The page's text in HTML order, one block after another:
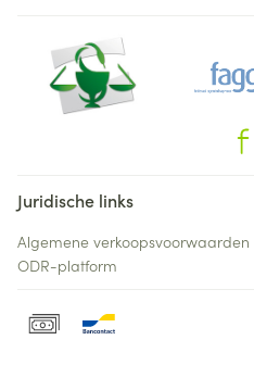
Juridische links
Algemene verkoopsvoorwaarden
ODR-platform